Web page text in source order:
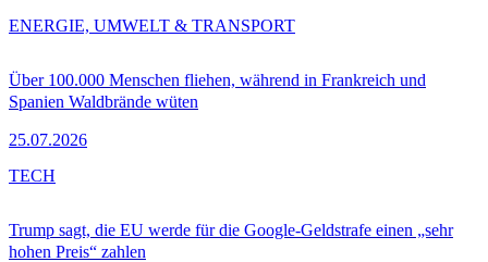
Über 100.000 Menschen fliehen, während in Frankreich und
Spanien Waldbrände wüten
25.07.2026
ENERGIE, UMWELT & TRANSPORT
Trump sagt, die EU werde für die Google-Geldstrafe einen „sehr
hohen Preis“ zahlen
TECH